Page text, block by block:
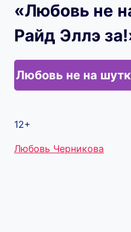
«Любовь не
Райд Эллэ
Любовь не на
12+
Метки
Любовь Черникова